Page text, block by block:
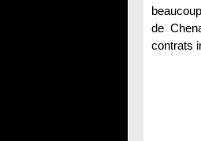
de
contrats